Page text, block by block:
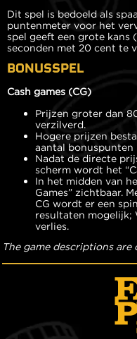
Dit spel is bedoeld als
puntenmeter voor het
spel geeft een grote kans
seconden met 20 cent te
BONUSSPEL
Cash games (CG)
Prijzen groter dan
verzilverd.
Hogere prijzen
aantal bonuspunten
Nadat de directe
scherm wordt het
In het midden van
Games” zichtbaar.
CG wordt er een
resultaten mogelijk;
verlies.
The game descriptions